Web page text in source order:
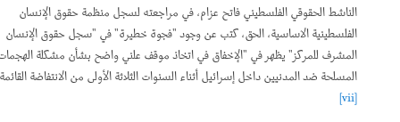
الناشط الحقوقي الفلسطيني فاتح عزام، في مراجعته لسجل منظمة حقوق الإنسان
الفلسطينية الاساسية، الحق، كتب عن وجود "فجوة خطيرة" في "سجل حقوق الإنسان
المشرف للمركز" يظهر في "الإخفاق في اتخاذ موقف علني واضح بشأن مشكلة الهجمات
المسلحة ضد المدنيين داخل إسرائيل أثناء السنوات الثلاثة الأولى من الانتفاضة القائمة".